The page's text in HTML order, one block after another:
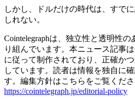
しかし、ドルだけの時代は、すで
しれない。
Cointelegraphは、独立性と透明性
り組んでいます。本ニュース記事
に従って制作されており、正確か
しています。読者は情報を独自に
す。編集方針はこちらをご覧くだ
https://cointelegraph.jp/editorial-policy